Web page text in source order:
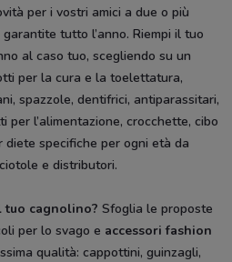
per i vostri amici a due o più
tutto l’anno. Riempi il tuo
al caso tuo, scegliendo su un
per la cura e la toelettatura,
spazzole, dentifrici, antiparassitari,
per l’alimentazione, crocchette, cibo
diete specifiche per ogni età da
e distributori.
tuo cagnolino? Sfoglia le proposte
per lo svago e accessori fashion
qualità: cappottini, guinzagli,